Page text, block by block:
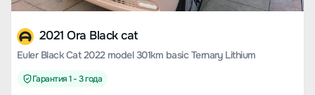
2021 Ora Black cat
Euler Black Cat 2022 model 301km basic Ternary Lithium
Гарантия 1 - 3 года